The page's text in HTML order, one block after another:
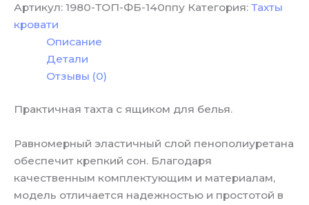
Артикул: 1980-ТОП-ФБ-140ппу Категория: Тахты
кровати
Описание
Детали
Отзывы (0)
Практичная тахта с ящиком для белья.
Равномерный эластичный слой пенополиуретана
обеспечит крепкий сон. Благодаря
качественным комплектующим и материалам,
модель отличается надежностью и простотой в